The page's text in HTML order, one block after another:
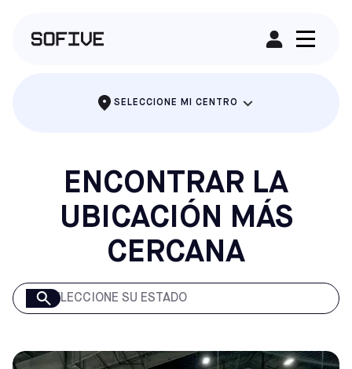
SELECCIONE MI CENTRO
ENCONTRAR LA
UBICACIÓN MÁS
CERCANA
SELECCIONE SU ESTADO